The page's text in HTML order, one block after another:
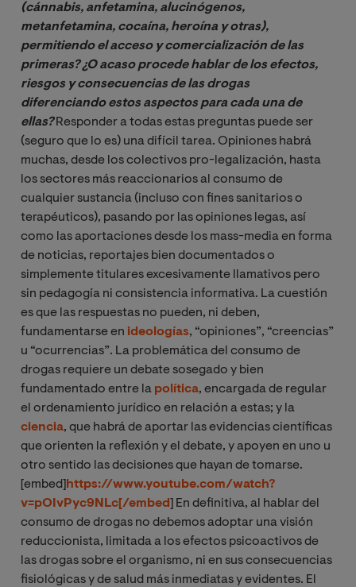
(cánnabis, anfetamina, alucinógenos,
metanfetamina, cocaína, heroína y otras),
permitiendo el acceso y comercialización de las
primeras? ¿O acaso procede hablar de los efectos,
riesgos y consecuencias de las drogas
diferenciando estos aspectos para cada una de
ellas?Responder a todas estas preguntas puede ser
(seguro que lo es) una difícil tarea. Opiniones habrá
muchas, desde los colectivos pro-legalización, hasta
los sectores más reaccionarios al consumo de
cualquier sustancia (incluso con fines sanitarios o
terapéuticos), pasando por las opiniones legas, así
como las aportaciones desde los mass-media en forma
de noticias, reportajes bien documentados o
simplemente titulares excesivamente llamativos pero
sin pedagogía ni consistencia informativa. La cuestión
es que las respuestas no pueden, ni deben,
fundamentarse en ideologías, “opiniones”, “creencias”
u “ocurrencias”. La problemática del consumo de
drogas requiere un debate sosegado y bien
fundamentado entre la política, encargada de regular
el ordenamiento jurídico en relación a estas; y la
ciencia, que habrá de aportar las evidencias científicas
que orienten la reflexión y el debate, y apoyen en uno u
otro sentido las decisiones que hayan de tomarse.
[embed] https://www.youtube.com/watch?
v=pOIvPyc9NLc[/embed ] En definitiva, al hablar del
consumo de drogas no debemos adoptar una visión
reduccionista, limitada a los efectos psicoactivos de
las drogas sobre el organismo, ni en sus consecuencias
fisiológicas y de salud más inmediatas y evidentes. El